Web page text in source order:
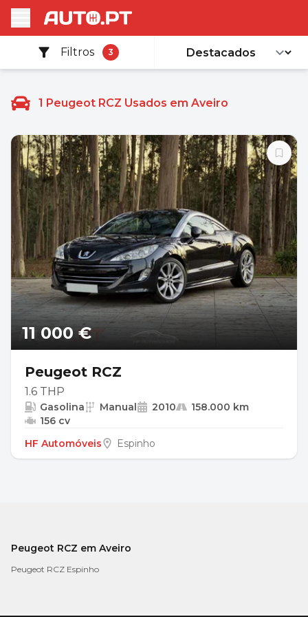
Filtros 3
1 Peugeot RCZ Usados em Aveiro
11 000 €
Peugeot RCZ
1.6 THP
Gasolina Manual 2010
158.000 km
156 cv
HF Automóveis
Espinho
Peugeot RCZ em Aveiro
Peugeot RCZ Espinho